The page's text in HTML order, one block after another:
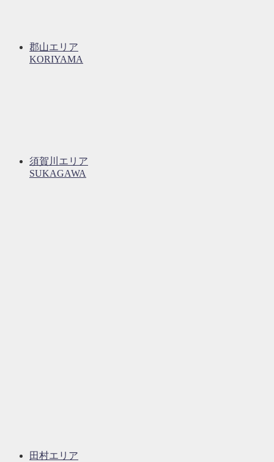
郡山エリア
KORIYAMA
須賀川エリア
SUKAGAWA
田村エリア